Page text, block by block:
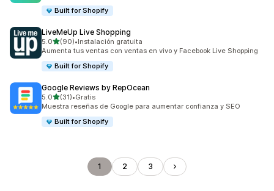
Built for Shopify
LiveMeUp Live Shopping
5.0de 5 estrellas
(90)
90 reseñas en total
•Instalación gratuita
Aumenta tus ventas con ventas en vivo y Facebook Live Shopping
Built for Shopify
Google Reviews by RepOcean
5.0de 5 estrellas
(31)
31 reseñas en total
•Gratis
Muestra reseñas de Google para aumentar confianza y SEO
Built for Shopify
1 2 3